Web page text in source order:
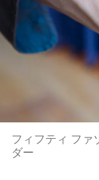
フィフティ ファ
ダー